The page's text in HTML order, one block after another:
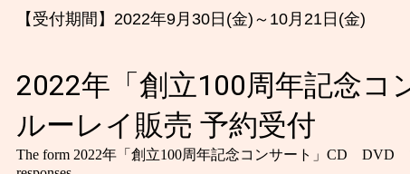
【受付期間】2022年9月30日(金)～10月21日(金)